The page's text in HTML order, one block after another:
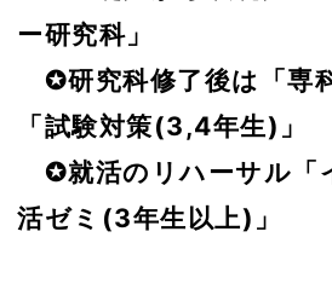
ー研究科」
✪研究科修了後は「専
「試験対策(3,4年生)」
✪就活のリハーサル「
活ゼミ(3年生以上)」